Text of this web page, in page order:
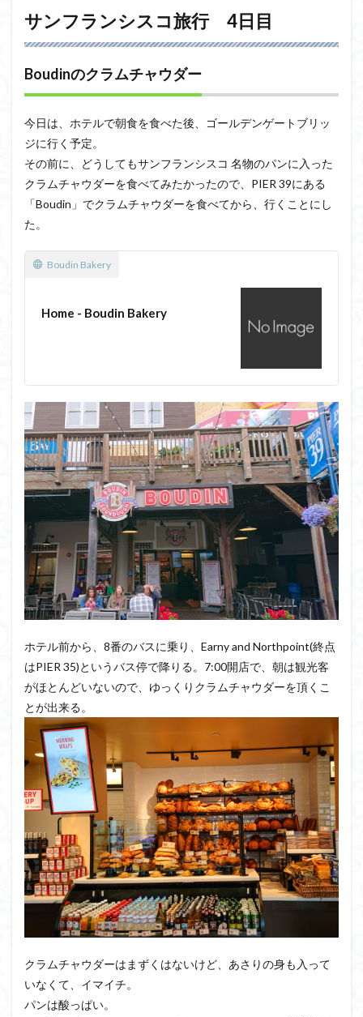
ンシ
スコ
旅
4日
Boudin
のクラ
ムチャ
ウダー
1.2
ート
1.3
サン
フラ
ンシ
スコ
市街
を散
カフ
ェ・
ゾエ
トロ
ープ
一美味しい
ピザ
TOMMASO’S
1.7
チャ
イナ
タウ
ンの
ワン
タン
専門
店
サンフランシスコ旅行 4日目
Boudinのクラムチャウダー
今日は、ホテルで朝食を食べた後、ゴールデンゲートブリッ
ジに行く予定。
その前に、どうしてもサンフランシスコ 名物のパンに入った
クラムチャウダーを食べてみたかったので、PIER 39にある
「Boudin」でクラムチャウダーを食べてから、行くことにし
た。
Boudin Bakery
Home - Boudin Bakery
ホテル前から、8番のバスに乗り、Earny and Northpoint(終点
はPIER 35)というバス停で降りる。7:00開店で、朝は観光客
がほとんどいないので、ゆっくりクラムチャウダーを頂くこ
とが出来る。
クラムチャウダーはまずくはないけど、あさりの身も入って
いなくて、イマイチ。
パンは酸っぱい。